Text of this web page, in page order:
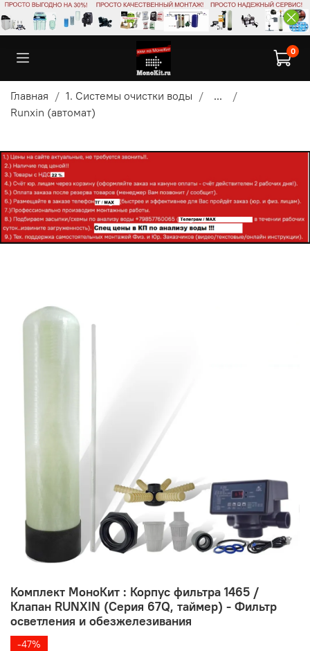
0
Главная 1. Системы очистки воды
...
Runxin (автомат)
Комплект МоноКит : Корпус фильтра 1465 /
Клапан RUNXIN (Серия 67Q, таймер) - Фильтр
осветления и обезжелезивания
-47%